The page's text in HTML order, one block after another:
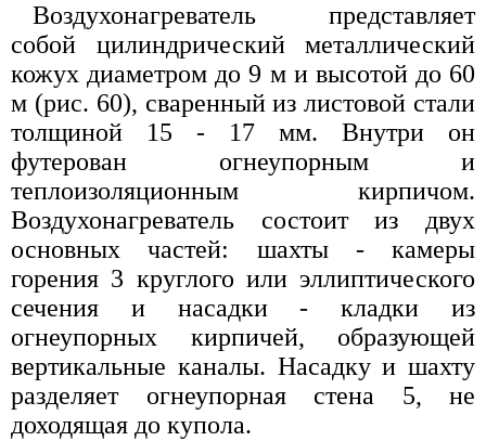
Воздухонагреватель представляет
собой цилиндрический металлический
кожух диаметром до 9 м и высотой до 60
м (рис. 60), сваренный из листовой стали
толщиной 15 - 17 мм. Внутри он
футерован огнеупорным и
теплоизоляционным кирпичом.
Воздухонагреватель состоит из двух
основных частей: шахты - камеры
горения 3 круглого или эллиптического
сечения и насадки - кладки из
огнеупорных кирпичей, образующей
вертикальные каналы. Насадку и шахту
разделяет огнеупорная стена 5, не
доходящая до купола.